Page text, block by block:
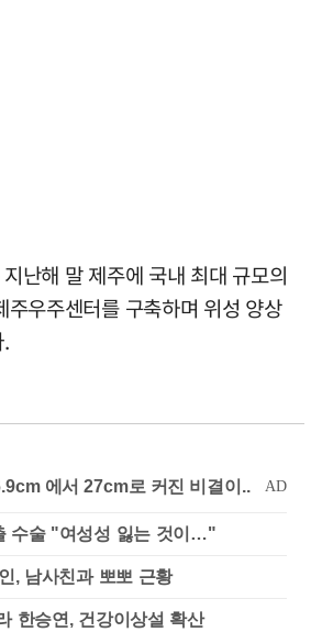
난해 말 제주에 국내 최대 규모의
주우주센터를 구축하며 위성 양상
수술 "여성성 잃는 것이…"
, 남사친과 뽀뽀 근황
한승연, 건강이상설 확산